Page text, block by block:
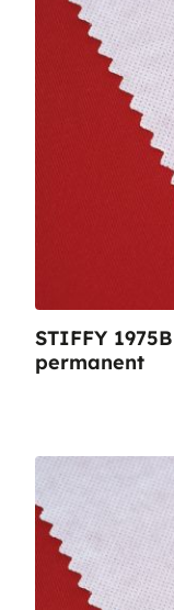
STIFFY 1975B 69g/m²-zum Aufpressen
permanent